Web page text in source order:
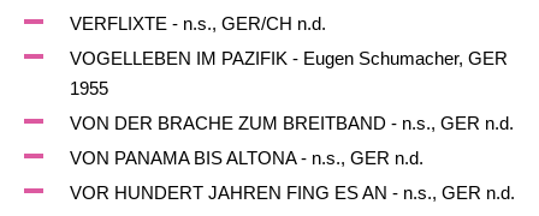
VERFLIXTE - n.s., GER/CH n.d.
VOGELLEBEN IM PAZIFIK - Eugen Schumacher, GER
1955
VON DER BRACHE ZUM BREITBAND - n.s., GER n.d.
VON PANAMA BIS ALTONA - n.s., GER n.d.
VOR HUNDERT JAHREN FING ES AN - n.s., GER n.d.